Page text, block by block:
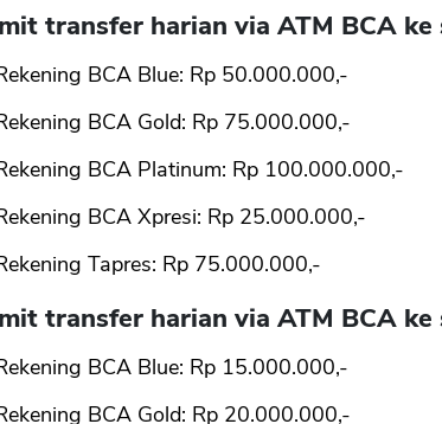
transfer harian via ATM BCA ke
BCA Blue: Rp 50.000.000,-
BCA Gold: Rp 75.000.000,-
BCA Platinum: Rp 100.000.000,-
BCA Xpresi: Rp 25.000.000,-
Tapres: Rp 75.000.000,-
transfer harian via ATM BCA ke
BCA Blue: Rp 15.000.000,-
BCA Gold: Rp 20.000.000,-